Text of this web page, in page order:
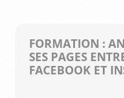
FORMATION :
SES PAGES
FACEBOOK ET